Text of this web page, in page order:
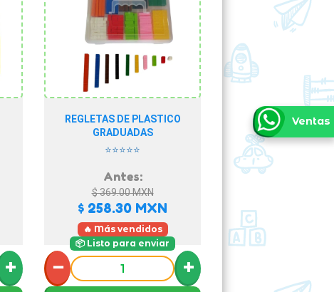
+
REGLETAS DE PLASTICO
GRADUADAS
⭐⭐⭐⭐⭐
Antes:
$ 369.00MXN
$ 258.30 MXN
🔥 Más vendidos
📦 Listo para enviar
− +
Ventas